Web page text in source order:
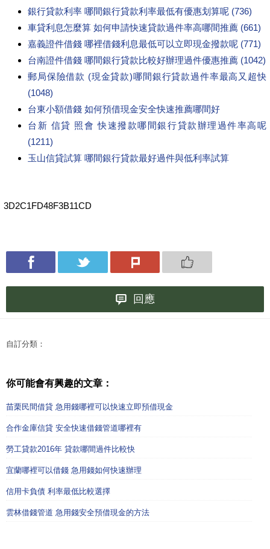
銀行貸款利率 哪間銀行貸款利率最低有優惠划算呢 (736)
車貸利息怎麼算 如何申請快速貸款過件率高哪間推薦 (661)
嘉義證件借錢 哪裡借錢利息最低可以立即現金撥款呢 (771)
台南證件借錢 哪間銀行貸款比較好辦理過件優惠推薦 (1042)
郵局保險借款 (現金貸款)哪間銀行貸款過件率最高又超快
(1048)
台東小額借錢 如何預借現金安全快速推薦哪間好
台新 信貸 照會 快速撥款哪間銀行貸款辦理過件率高呢
(1211)
玉山信貸試算 哪間銀行貸款最好過件與低利率試算
3D2C1FD48F3B11CD
回應
自訂分類：
你可能會有興趣的文章：
苗栗民間借貸 急用錢哪裡可以快速立即預借現金
合作金庫信貸 安全快速借錢管道哪裡有
勞工貸款2016年 貸款哪間過件比較快
宜蘭哪裡可以借錢 急用錢如何快速辦理
信用卡負債 利率最低比較選擇
雲林借錢管道 急用錢安全預借現金的方法